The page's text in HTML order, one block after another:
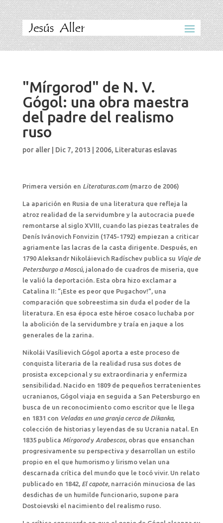
"Mírgorod" de N. V.
Gógol: una obra maestra
del padre del realismo
ruso
por aller| Dic 7, 2013 2006, Literaturas eslavas
Primera versión en Literaturas.com(marzo de 2006)
La aparición en Rusia de una literatura que refleja la
atroz realidad de la servidumbre y la autocracia puede
remontarse al siglo XVIII, cuando las piezas teatrales de
Denís Ivánovich Fonvizin (1745-1792) empiezan a criticar
agriamente las lacras de la casta dirigente. Después, en
1790 Aleksandr Nikoláievich Radíschev publica su Viaje de
Petersburgo a Moscú, jalonado de cuadros de miseria, que
le valió la deportación. Esta obra hizo exclamar a
Catalina II: “¡Este es peor que Pugachov!”, una
comparación que sobreestima sin duda el poder de la
literatura. En esa época este héroe cosaco luchaba por
la abolición de la servidumbre y traía en jaque a los
generales de la zarina.
Nikolái Vasílievich Gógol aporta a este proceso de
conquista literaria de la realidad rusa sus dotes de
prosista excepcional y su extraordinaria y enfermiza
sensibilidad. Nacido en 1809 de pequeños terratenientes
ucranianos, Gógol viaja en seguida a San Petersburgo en
busca de un reconocimiento como escritor que le llega
en 1831 con Veladas en una granja cerca de Dikanka,
colección de historias y leyendas de su Ucrania natal. En
1835 publica Mírgorody Arabescos, obras que ensanchan
progresivamente su perspectiva y desarrollan un estilo
propio en el que humorismo y lirismo velan una
descarnada crítica del mundo que le tocó vivir. Un relato
publicado en 1842, El capote, narración minuciosa de las
desdichas de un humilde funcionario, supone para
Dostoievski el nacimiento del realismo ruso.